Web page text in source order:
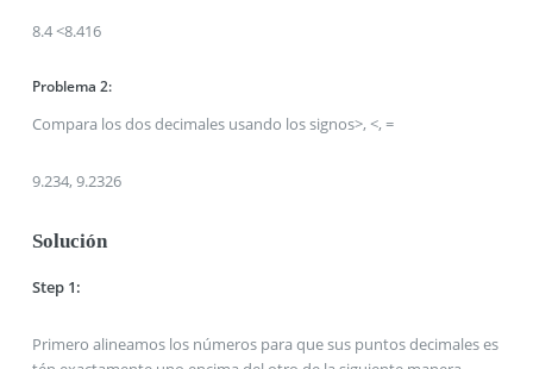
8.4 <8.416
Problema 2:
Compara los dos decimales usando los signos>, <, =
9.234, 9.2326
Solución
Step 1:
Primero alineamos los números para que sus puntos decimales es